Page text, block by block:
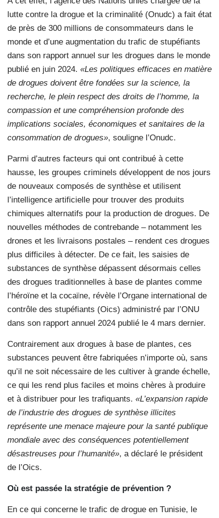
lutte contre la drogue et la criminalité (Onudc) a fait état
de près de 300 millions de consommateurs dans le
monde et d’une augmentation du trafic de stupéfiants
dans son rapport annuel sur les drogues dans le monde
publié en juin 2024. «Les politiques efficaces en matière
de drogues doivent être fondées sur la science, la
recherche, le plein respect des droits de l’homme, la
compassion et une compréhension profonde des
implications sociales, économiques et sanitaires de la
consommation de drogues», souligne l’Onudc.
Parmi d’autres facteurs qui ont contribué à cette
hausse, les groupes criminels développent de nos jours
de nouveaux composés de synthèse et utilisent
l’intelligence artificielle pour trouver des produits
chimiques alternatifs pour la production de drogues. De
nouvelles méthodes de contrebande – notamment les
drones et les livraisons postales – rendent ces drogues
plus difficiles à détecter. De ce fait, les saisies de
substances de synthèse dépassent désormais celles
des drogues traditionnelles à base de plantes comme
l’héroïne et la cocaïne, révèle l’Organe international de
contrôle des stupéfiants (Oics) administré par l’ONU
dans son rapport annuel 2024 publié le 4 mars dernier.
Contrairement aux drogues à base de plantes, ces
substances peuvent être fabriquées n’importe où, sans
qu’il ne soit nécessaire de les cultiver à grande échelle,
ce qui les rend plus faciles et moins chères à produire
et à distribuer pour les trafiquants. «L’expansion rapide
de l’industrie des drogues de synthèse illicites
représente une menace majeure pour la santé publique
mondiale avec des conséquences potentiellement
désastreuses pour l’humanité», a déclaré le président
de l’Oics.
Où est passée la stratégie de prévention ?
En ce qui concerne le trafic de drogue en Tunisie, le